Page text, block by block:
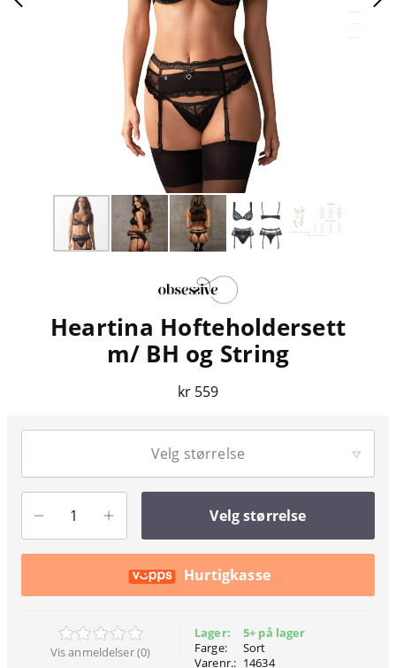
Heartina Hofteholdersett
m/ BH og String
kr 559
Velg størrelse
Velg størrelse
Hurtigkasse
Vis anmeldelser (0)
Lager:
Farge:
Varenr.:
5+ på lager
Sort
14634